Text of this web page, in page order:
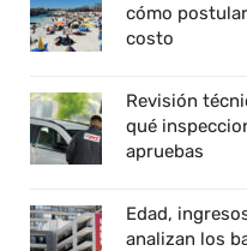
cómo
costo
Revisión
qué
apruebas
Edad,
analizan los